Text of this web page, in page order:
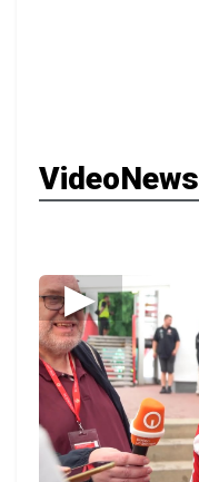
VideoNews
▶